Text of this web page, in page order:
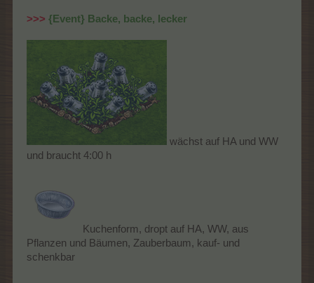
>>> {Event} Backe, backe, lecker
wächst auf HA und WW
und braucht 4:00 h
Kuchenform, dropt auf HA, WW, aus
Pflanzen und Bäumen, Zauberbaum, kauf- und
schenkbar